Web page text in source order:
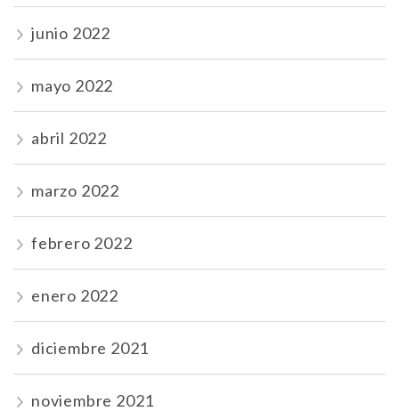
junio 2022
mayo 2022
abril 2022
marzo 2022
febrero 2022
enero 2022
diciembre 2021
noviembre 2021